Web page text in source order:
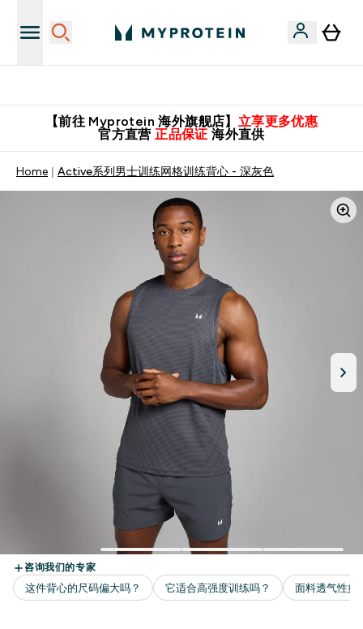
【前往 Myprotein 海外旗舰店】 立享更多优惠
官方直营 正品保证 海外直供
Home Active系列男士训练网格训练背心 - 深灰色